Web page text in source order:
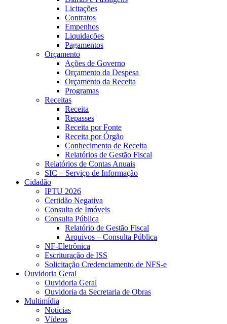
Licitações
Contratos
Empenhos
Liquidações
Pagamentos
Orçamento
Ações de Governo
Orçamento da Despesa
Orçamento da Receita
Programas
Receitas
Receita
Repasses
Receita por Fonte
Receita por Órgão
Conhecimento de Receita
Relatórios de Gestão Fiscal
Relatórios de Contas Anuais
SIC – Serviço de Informação
Cidadão
IPTU 2026
Certidão Negativa
Consulta de Imóveis
Consulta Pública
Relatório de Gestão Fiscal
Arquivos – Consulta Pública
NF-Eletrônica
Escrituração de ISS
Solicitação Credenciamento de NFS-e
Ouvidoria Geral
Ouvidoria Geral
Ouvidoria da Secretaria de Obras
Multimídia
Notícias
Vídeos